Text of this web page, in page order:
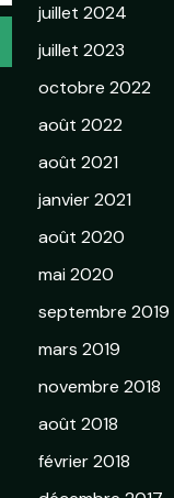
juillet 2024
juillet 2023
octobre 2022
août 2022
août 2021
janvier 2021
août 2020
mai 2020
septembre 2019
mars 2019
novembre 2018
août 2018
février 2018